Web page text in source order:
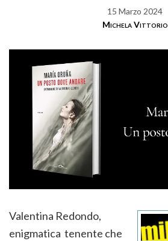
15 Marzo 2024
Michela Vittorio
Valentina Redondo,
enigmatica tenente che